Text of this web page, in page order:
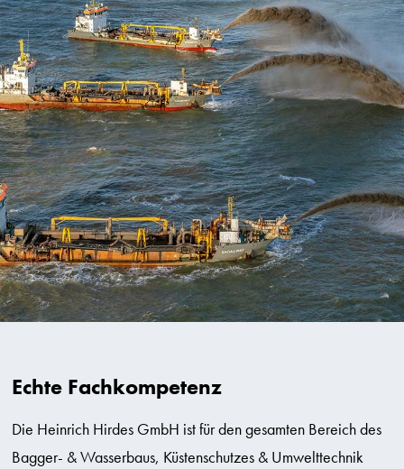
Echte Fachkompetenz
Die Heinrich Hirdes GmbH ist für den gesamten Bereich des
Bagger- & Wasserbaus, Küstenschutzes & Umwelttechnik